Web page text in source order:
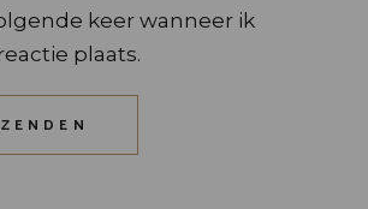
keer wanneer ik
plaats.